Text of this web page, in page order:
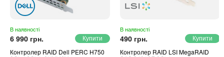
В наявності
6 990 грн.
Контролер RAID Dell PERC H750
В наявності
490 грн.
Контролер RAID LSI MegaRAID